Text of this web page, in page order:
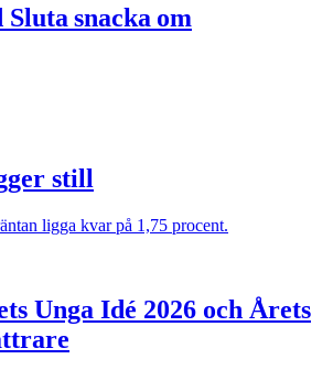
Sluta snacka om
still
ligga kvar på 1,75 procent.
Unga Idé 2026 och Årets